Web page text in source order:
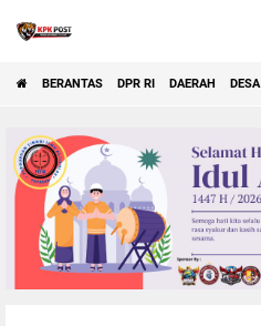
BERANTAS DPR RI DAERAH DESA